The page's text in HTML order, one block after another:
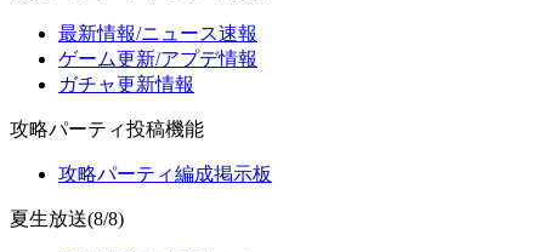
最新情報/ニュース速報
ゲーム更新/アプデ情報
ガチャ更新情報
攻略パーティ投稿機能
攻略パーティ編成掲示板
夏生放送(8/8)